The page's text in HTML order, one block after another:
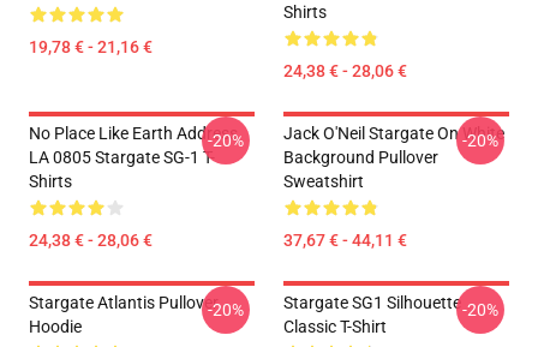
19,78 € - 21,16 €
Shirts
24,38 € - 28,06 €
No Place Like Earth Address
LA 0805 Stargate SG-1 T-
Shirts
24,38 € - 28,06 €
-20%
Jack O'Neil Stargate On White
Background Pullover
Sweatshirt
37,67 € - 44,11 €
-20%
Stargate Atlantis Pullover
Hoodie
-20%
Stargate SG1 Silhouette
Classic T-Shirt
-20%